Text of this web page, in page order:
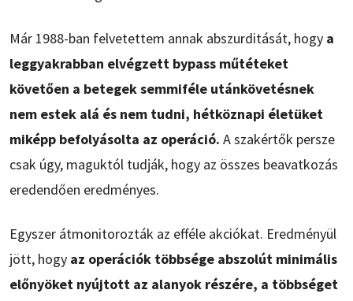
Már 1988-ban felvetettem annak abszurditását, hogy a
leggyakrabban elvégzett bypass műtéteket
követően a betegek semmiféle utánkövetésnek
nem estek alá és nem tudni, hétköznapi életüket
miképp befolyásolta az operáció. A szakértők persze
csak úgy, maguktól tudják, hogy az összes beavatkozás
eredendően eredményes.
Egyszer átmonitorozták az efféle akciókat. Eredményül
jött, hogy az operációk többsége abszolút minimális
előnyöket nyújtott az alanyok részére, a többséget